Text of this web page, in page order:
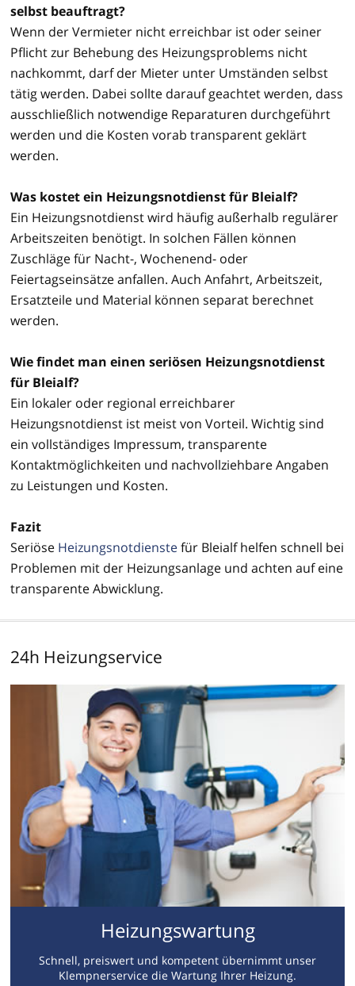
selbst beauftragt?
Wenn der Vermieter nicht erreichbar ist oder seiner
Pflicht zur Behebung des Heizungsproblems nicht
nachkommt, darf der Mieter unter Umständen selbst
tätig werden. Dabei sollte darauf geachtet werden, dass
ausschließlich notwendige Reparaturen durchgeführt
werden und die Kosten vorab transparent geklärt
werden.
Was kostet ein Heizungsnotdienst für Bleialf?
Ein Heizungsnotdienst wird häufig außerhalb regulärer
Arbeitszeiten benötigt. In solchen Fällen können
Zuschläge für Nacht-, Wochenend- oder
Feiertagseinsätze anfallen. Auch Anfahrt, Arbeitszeit,
Ersatzteile und Material können separat berechnet
werden.
Wie findet man einen seriösen Heizungsnotdienst
für Bleialf?
Ein lokaler oder regional erreichbarer
Heizungsnotdienst ist meist von Vorteil. Wichtig sind
ein vollständiges Impressum, transparente
Kontaktmöglichkeiten und nachvollziehbare Angaben
zu Leistungen und Kosten.
Fazit
Seriöse Heizungsnotdienstefür Bleialf helfen schnell bei
Problemen mit der Heizungsanlage und achten auf eine
transparente Abwicklung.
24h Heizungservice
Heizungswartung
Schnell, preiswert und kompetent übernimmt unser
Klempnerservice die Wartung Ihrer Heizung.